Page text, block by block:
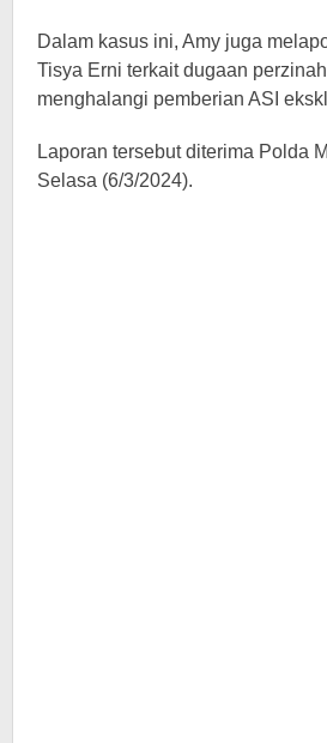
Dalam kasus ini, Amy juga
Tisya Erni terkait dugaan
menghalangi pemberian ASI
Laporan tersebut diterima Polda
Selasa (6/3/2024).